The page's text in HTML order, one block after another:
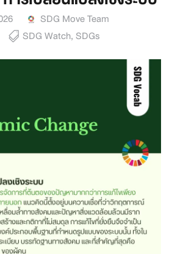
SDG Move Team
SDG Watch, SDGs